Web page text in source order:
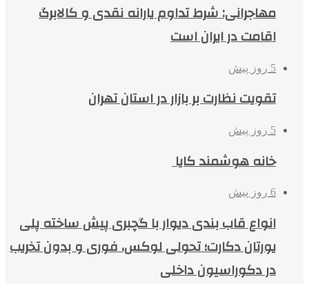
مهاجرانی: شرط تداوم یارانه نقدی و کالابرگ
اقامت در ایران است
5 روز پیش
تقویت نظارت بر بازار در استان تهران
5 روز پیش
خانه هوشمند کایا
6 روز پیش
انواع قاب بندی دیوار با گچبری پیش ساخته پلی
یورتان دکارت؛ تحولی لوکس، فوری و بدون تخریب
در دکوراسیون داخلی